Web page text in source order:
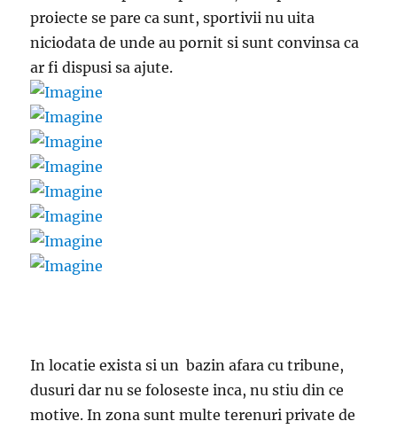
proiecte se pare ca sunt, sportivii nu uita
niciodata de unde au pornit si sunt convinsa ca
ar fi dispusi sa ajute.
In locatie exista si un bazin afara cu tribune,
dusuri dar nu se foloseste inca, nu stiu din ce
motive. In zona sunt multe terenuri private de